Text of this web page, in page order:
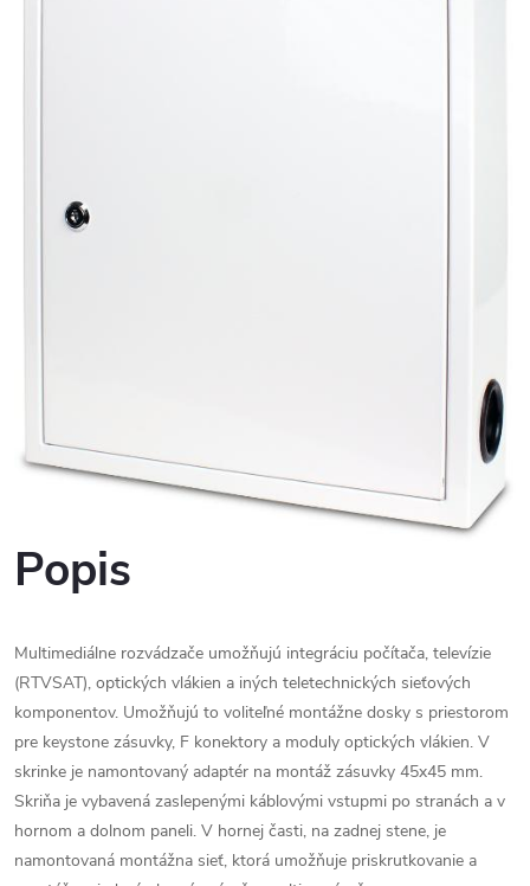
Popis
Multimediálne rozvádzače umožňujú integráciu počítača, televízie
(RTVSAT), optických vlákien a iných teletechnických sieťových
komponentov. Umožňujú to voliteľné montážne dosky s priestorom
pre keystone zásuvky, F konektory a moduly optických vlákien. V
skrinke je namontovaný adaptér na montáž zásuvky 45x45 mm.
Skriňa je vybavená zaslepenými káblovými vstupmi po stranách a v
hornom a dolnom paneli. V hornej časti, na zadnej stene, je
namontovaná montážna sieť, ktorá umožňuje priskrutkovanie a